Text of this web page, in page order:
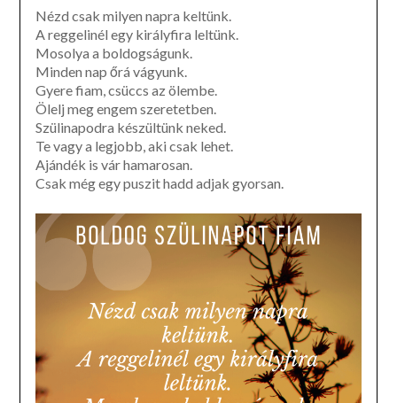
Nézd csak milyen napra keltünk.
A reggelinél egy királyfira leltünk.
Mosolya a boldogságunk.
Minden nap őrá vágyunk.
Gyere fiam, csüccs az ölembe.
Ölelj meg engem szeretetben.
Szülinapodra készültünk neked.
Te vagy a legjobb, aki csak lehet.
Ajándék is vár hamarosan.
Csak még egy puszit hadd adjak gyorsan.